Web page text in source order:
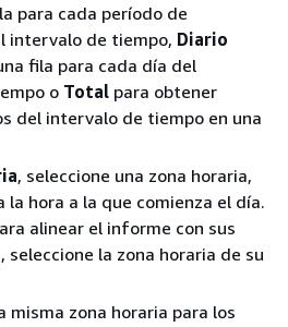
para cada período de
intervalo de tiempo, Diario
fila para cada día del
o Total para obtener
del intervalo de tiempo en una
, seleccione una zona horaria,
la hora a la que comienza el día.
alinear el informe con sus
seleccione la zona horaria de su
misma zona horaria para los